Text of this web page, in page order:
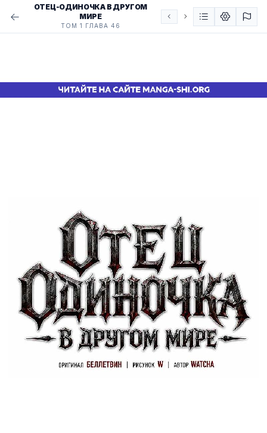
ОТЕЦ-ОДИНОЧКА В ДРУГОМ
МИРЕ
ТОМ 1 ГЛАВА 46